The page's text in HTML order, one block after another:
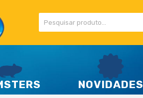
NOVIDADES